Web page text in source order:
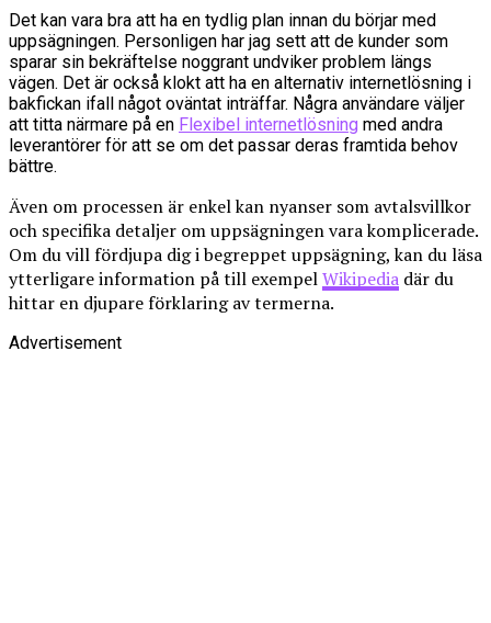
Det kan vara bra att ha en tydlig plan innan du börjar med
uppsägningen. Personligen har jag sett att de kunder som
sparar sin bekräftelse noggrant undviker problem längs
vägen. Det är också klokt att ha en alternativ internetlösning i
bakfickan ifall något oväntat inträffar. Några användare väljer
att titta närmare på en Flexibel internetlösning med andra
leverantörer för att se om det passar deras framtida behov
bättre.
Även om processen är enkel kan nyanser som avtalsvillkor
och specifika detaljer om uppsägningen vara komplicerade.
Om du vill fördjupa dig i begreppet uppsägning, kan du läsa
ytterligare information på till exempelWikipedia där du
hittar en djupare förklaring av termerna.
Advertisement